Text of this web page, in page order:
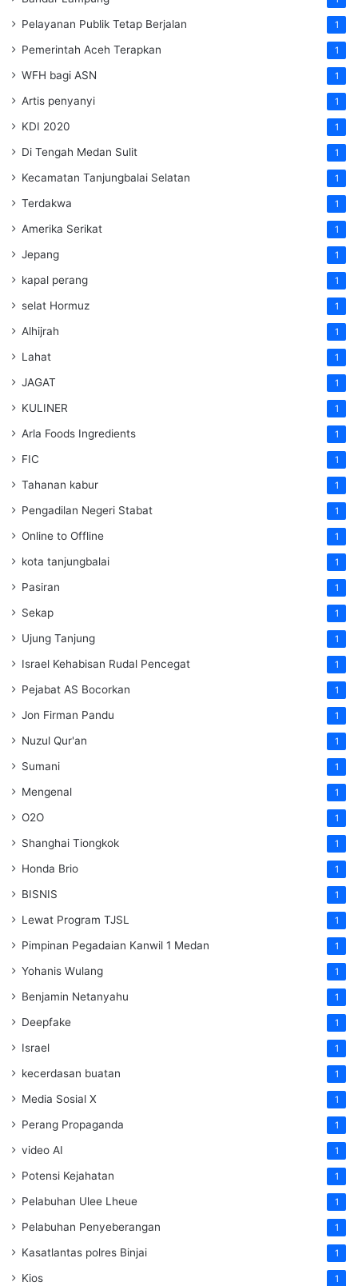
Pelayanan Publik Tetap Berjalan 1
Pemerintah Aceh Terapkan 1
WFH bagi ASN 1
Artis penyanyi 1
KDI 2020 1
Di Tengah Medan Sulit 1
Kecamatan Tanjungbalai Selatan 1
Terdakwa 1
Amerika Serikat 1
Jepang 1
kapal perang 1
selat Hormuz 1
Alhijrah 1
Lahat 1
JAGAT 1
KULINER 1
Arla Foods Ingredients 1
FIC 1
Tahanan kabur 1
Pengadilan Negeri Stabat 1
Online to Offline 1
kota tanjungbalai 1
Pasiran 1
Sekap 1
Ujung Tanjung 1
Israel Kehabisan Rudal Pencegat 1
Pejabat AS Bocorkan 1
Jon Firman Pandu 1
Nuzul Qur'an 1
Sumani 1
Mengenal 1
O2O 1
Shanghai Tiongkok 1
Honda Brio 1
BISNIS 1
Lewat Program TJSL 1
Pimpinan Pegadaian Kanwil 1 Medan 1
Yohanis Wulang 1
Benjamin Netanyahu 1
Deepfake 1
Israel 1
kecerdasan buatan 1
Media Sosial X 1
Perang Propaganda 1
video AI 1
Potensi Kejahatan 1
Pelabuhan Ulee Lheue 1
Pelabuhan Penyeberangan 1
Kasatlantas polres Binjai 1
Kios 1